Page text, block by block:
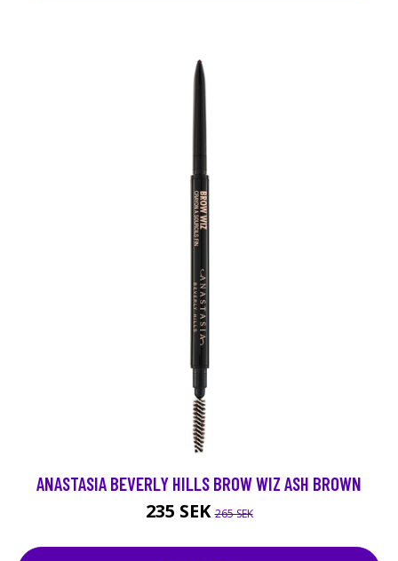
ANASTASIA BEVERLY HILLS BROW WIZ ASH BROWN
235 SEK265 SEK